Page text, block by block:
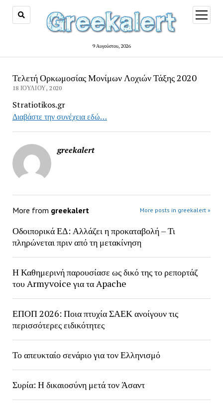
9 Αυγούστου, 2026
open
menu
Τελετή Ορκωμοσίας Μονίμων Λοχιών Τάξης 2020
18 ΙΟΥΛΊΟΥ, 2020
Stratiotikos.gr
Διαβάστε την συνέχεια εδώ…
greekalert
More from greekalert More posts in greekalert »
Οδοιπορικά ΕΔ: Αλλάζει η προκαταβολή – Τι
πληρώνεται πριν από τη μετακίνηση
Η Καθημερινή παρουσίασε ως δικό της το ρεπορτάζ
του Armyvoice για τα Apache
ΕΠΟΠ 2026: Ποια πτυχία ΣΑΕΚ ανοίγουν τις
περισσότερες ειδικότητες
Το απευκταίο σενάριο για τον Ελληνισμό
Συρία: Η δικαιοσύνη μετά τον Άσαντ